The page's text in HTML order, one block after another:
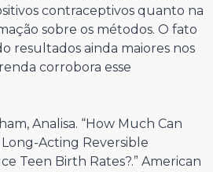
contraceptivos quanto na
sobre os métodos. O fato
resultados ainda maiores nos
corrobora esse
Analisa. “How Much Can
Acting Reversible
Teen Birth Rates?.” American